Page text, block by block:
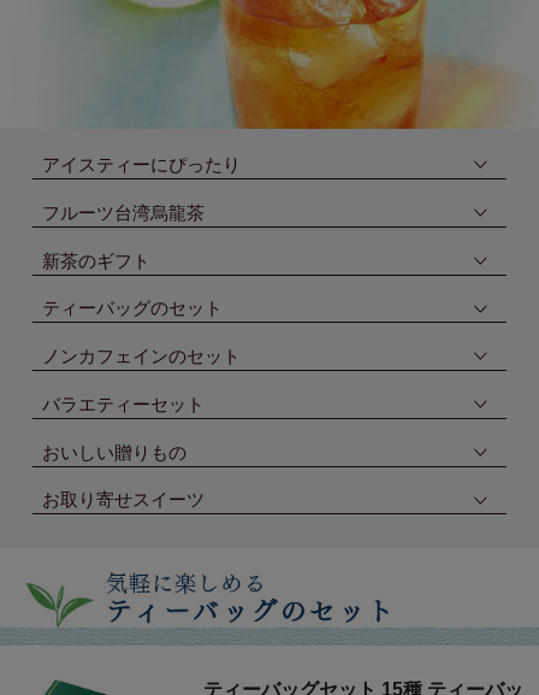
アイスティーにぴったり
フルーツ台湾烏龍茶
新茶のギフト
ティーバッグのセット
ノンカフェインのセット
バラエティーセット
おいしい贈りもの
お取り寄せスイーツ
ティーバッグセット 15種 ティーバッ